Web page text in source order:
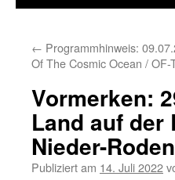
← Programmhinweis:
Of The Cosmic Ocean / OF-
Vormerken:
Land auf der
Nieder-Roden
Publiziert am 14. Juli 2022